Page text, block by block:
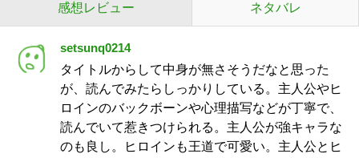
感想レビュー ネタバレ
setsunq0214
タイトルからして中身が無さそうだなと思った
が、読んでみたらしっかりしている。主人公やヒ
ロインのバックボーンや心理描写などが丁寧で、
読んでいて惹きつけられる。主人公が強キャラな
のも良し。ヒロインも王道で可愛い。主人公とヒ